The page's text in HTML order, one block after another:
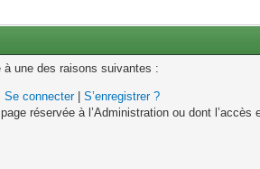
à une des raisons suivantes :
Se connecter|S’enregistrer ?
réservée à l’Administration ou dont